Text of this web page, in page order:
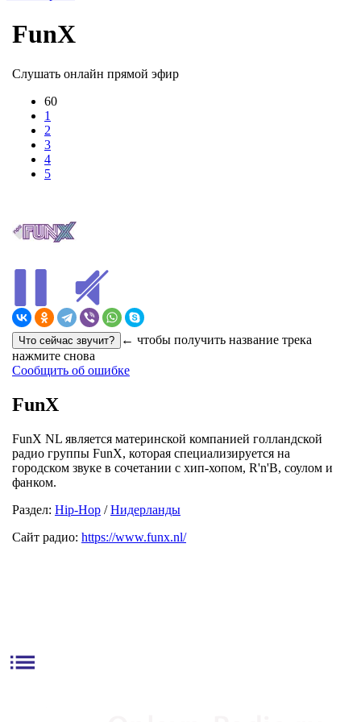
FunX
Слушать онлайн прямой эфир
60
1
2
3
4
5
← чтобы получить название трека
нажмите снова
Сообщить об ошибке
FunX
FunX NL является материнской компанией голландской
радио группы FunX, которая специализируется на
городском звуке в сочетании с хип-хопом, R'n'B, соулом и
фанком.
Раздел: Hip-Hop /Нидерланды
Сайт радио: https://www.funx.nl/
list